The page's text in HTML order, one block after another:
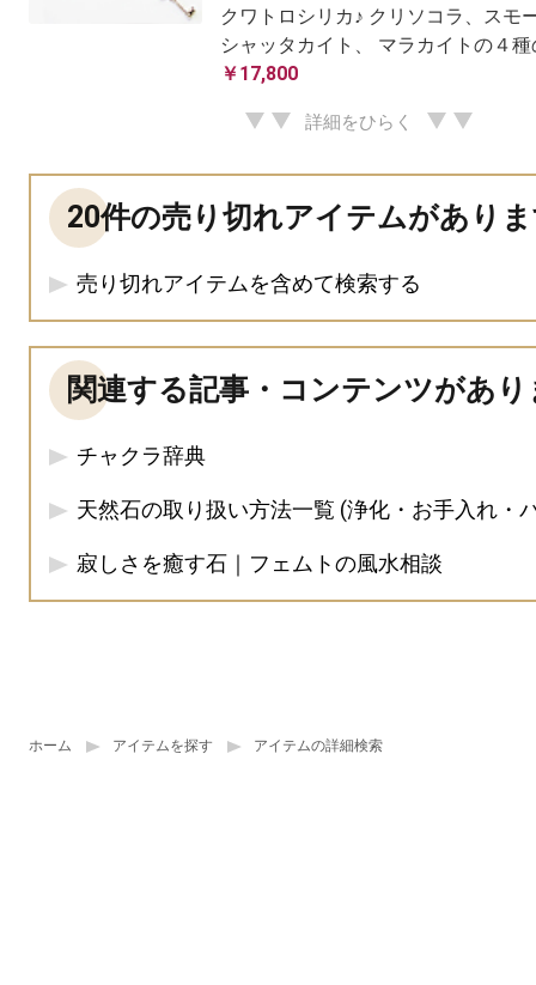
ホーム アイテムを探す アイテムの詳細検索
クワトロシリカ♪ クリソコラ、スモ
シャッタカイト、 マラカイトの４種
￥17,800
詳細をひらく
20件の売り切れアイテムがあり
売り切れアイテムを含めて検索する
関連する記事・コンテンツがあ
チャクラ辞典
天然石の取り扱い方法一覧 (浄化・お手入れ・
寂しさを癒す石｜フェムトの風水相談